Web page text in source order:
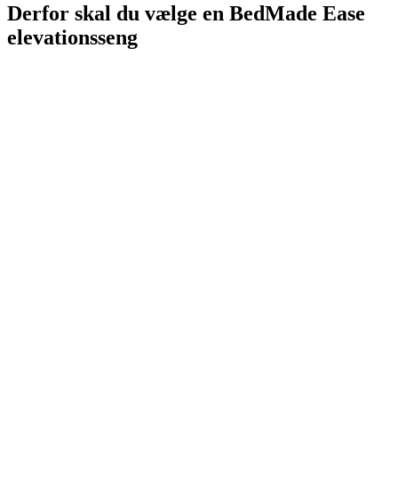
Derfor skal du vælge en BedMade Ease
elevationsseng